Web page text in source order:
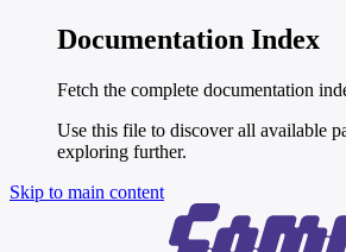
Documentation Index
Fetch the complete documentation
Use this file to discover all available
exploring further.
Skip to main content